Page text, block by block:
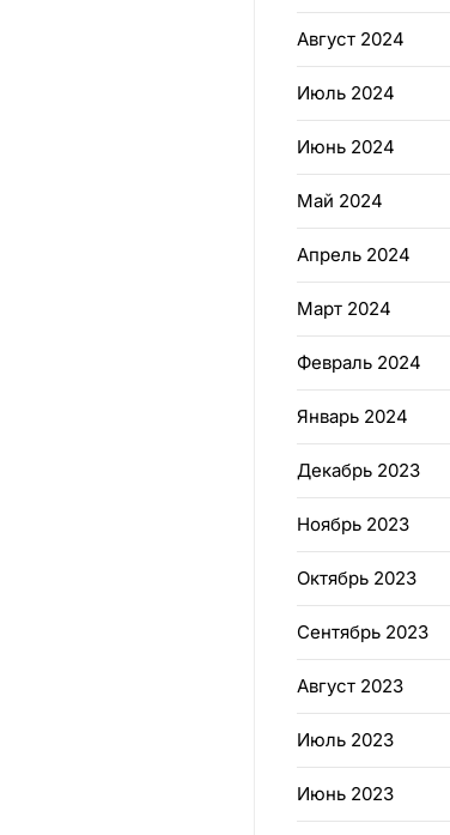
Август 2024
Июль 2024
Июнь 2024
Май 2024
Апрель 2024
Март 2024
Февраль 2024
Январь 2024
Декабрь 2023
Ноябрь 2023
Октябрь 2023
Сентябрь 2023
Август 2023
Июль 2023
Июнь 2023